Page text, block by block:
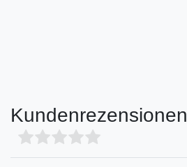
Kundenrezensionen